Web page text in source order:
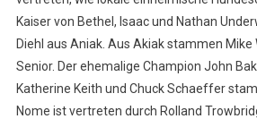
Kaiser von Bethel, Isaac und Nathan
Diehl aus Aniak. Aus Akiak stammen Mike
Senior. Der ehemalige Champion John
Katherine Keith und Chuck Schaeffer
Nome ist vertreten durch Rolland